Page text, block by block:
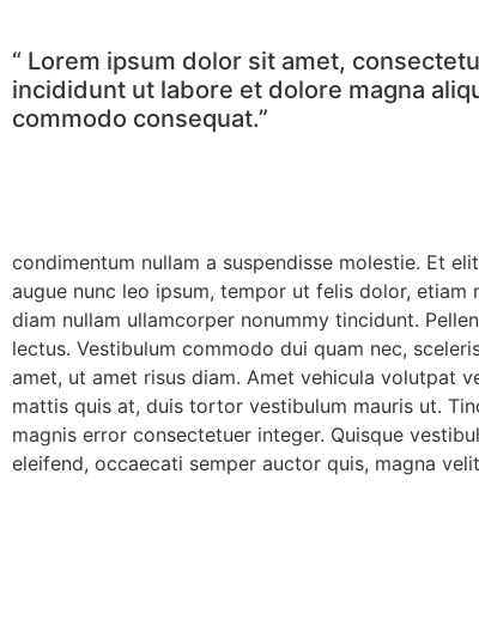
“ Lorem ipsum dolor sit amet,
incididunt ut labore et dolore magna
commodo consequat.”
condimentum nullam a suspendisse molestie. Et
augue nunc leo ipsum, tempor ut felis dolor, etiam
diam nullam ullamcorper nonummy tincidunt.
lectus. Vestibulum commodo dui quam nec,
amet, ut amet risus diam. Amet vehicula volutpat
mattis quis at, duis tortor vestibulum mauris ut.
magnis error consectetuer integer. Quisque
eleifend, occaecati semper auctor quis, magna